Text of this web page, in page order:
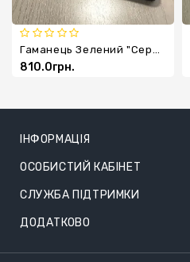
810.0грн.
ІНФОРМАЦІЯ
ОСОБИСТИЙ КАБІНЕТ
СЛУЖБА ПІДТРИМКИ
ДОДАТКОВО